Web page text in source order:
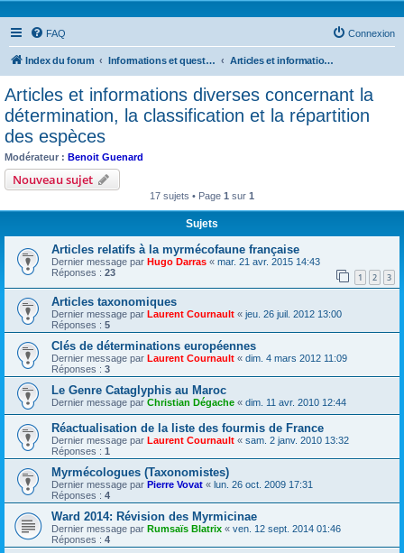
FAQ Connexion
Index du forum Informations et questions taxonomiques Articles et informations diverses concernant la détermination, la classification et la répartition des espèces
Articles et informations diverses concernant la
détermination, la classification et la répartition
des espèces
Modérateur : Benoit Guenard
Nouveau sujet
17 sujets • Page 1 sur 1
Sujets
Articles relatifs à la myrmécofaune française
Dernier message par Hugo Darras « mar. 21 avr. 2015 14:43
Réponses : 23 1 2 3
Articles taxonomiques
Dernier message par Laurent Cournault « jeu. 26 juil. 2012 13:00
Réponses : 5
Clés de déterminations européennes
Dernier message par Laurent Cournault « dim. 4 mars 2012 11:09
Réponses : 3
Le Genre Cataglyphis au Maroc
Dernier message par Christian Dégache « dim. 11 avr. 2010 12:44
Réactualisation de la liste des fourmis de France
Dernier message par Laurent Cournault « sam. 2 janv. 2010 13:32
Réponses : 1
Myrmécologues (Taxonomistes)
Dernier message par Pierre Vovat « lun. 26 oct. 2009 17:31
Réponses : 4
Ward 2014: Révision des Myrmicinae
Dernier message par Rumsaïs Blatrix « ven. 12 sept. 2014 01:46
Réponses : 4